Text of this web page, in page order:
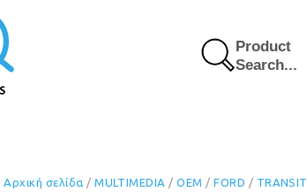
Product
Search...
Αρχική σελίδα /MULTIMEDIA /OEM /FORD / TRANSIT